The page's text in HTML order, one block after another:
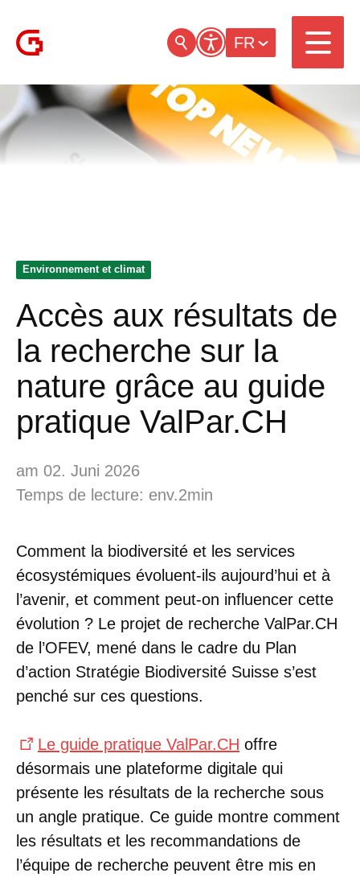
FR
Environnement et climat
Accès aux résultats de
la recherche sur la
nature grâce au guide
pratique ValPar.CH
am 02. Juni 2026
Temps de lecture: env.2min
Comment la biodiversité et les services
écosystémiques évoluent-ils aujourd’hui et à
l’avenir, et comment peut-on influencer cette
évolution ? Le projet de recherche ValPar.CH
de l’OFEV, mené dans le cadre du Plan
d’action Stratégie Biodiversité Suisse s’est
penché sur ces questions.
Le guide pratique ValPar.CH offre
désormais une plateforme digitale qui
présente les résultats de la recherche sous
un angle pratique. Ce guide montre comment
les résultats et les recommandations de
l’équipe de recherche peuvent être mis en